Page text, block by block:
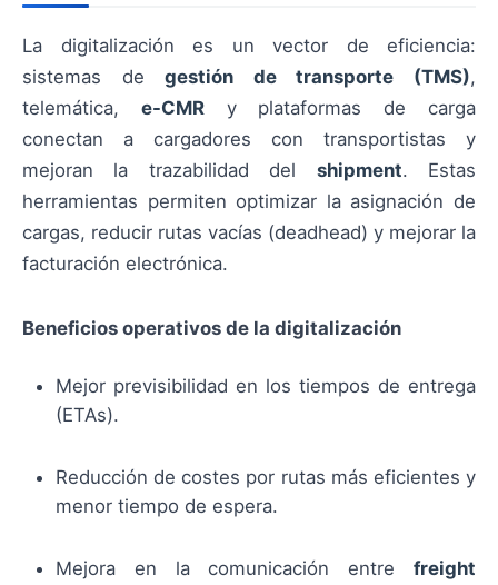
La digitalización es un vector de eficiencia:
sistemas degestión de transporte (TMS),
telemática, e-CMRy plataformas de carga
conectan a cargadores con transportistas y
mejoran la trazabilidad del shipment. Estas
herramientas permiten optimizar la asignación de
cargas, reducir rutas vacías (deadhead) y mejorar la
facturación electrónica.
Beneficios operativos de la digitalización
Mejor previsibilidad en los tiempos de entrega
(ETAs).
Reducción de costes por rutas más eficientes y
menor tiempo de espera.
Mejora en la comunicación entre freight